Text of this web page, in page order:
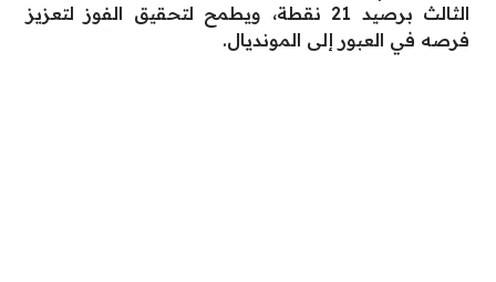
الثالث برصيد 21 نقطة، ويطمح لتحقيق الفوز لتعزيز
فرصه في العبور إلى المونديال.